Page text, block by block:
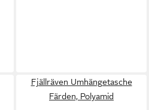
Fjällräven Umhängetasche
Färden, Polyamid